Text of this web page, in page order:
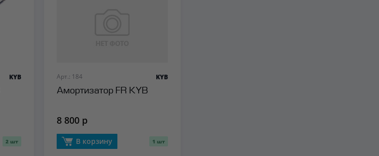
KYB
2 шт
Арт.: 184
Амортизатор FR KYB
KYB
8 800 р
В корзину 1 шт